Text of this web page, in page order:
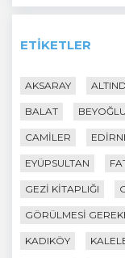
ETIKETLER
AKSARAY
BALAT BEYOĞLU
CAMILER
EYÜPSULTAN
GEZI KITAPLIĞI
GÖRÜLMESI
KADIKÖY